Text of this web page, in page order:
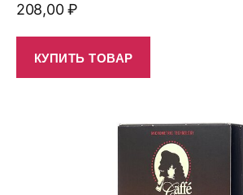
208,00₽
КУПИТЬ ТОВАР